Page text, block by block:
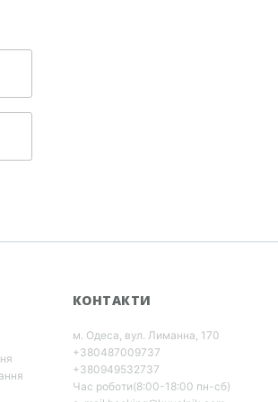
КОНТАКТИ
м. Одеса, вул. Лиманна, 170
+380487009737
+380949532737
Час роботи(8:00-18:00 пн-сб)